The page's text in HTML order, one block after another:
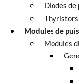
Diodes de
Thyristors
Modules de
Modules